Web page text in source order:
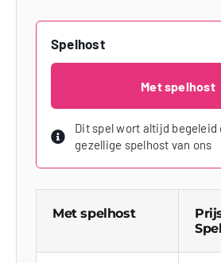
Spelhost
Met spelhost
Dit spel wort altijd begeleid
gezellige spelhost van ons
Met spelhost